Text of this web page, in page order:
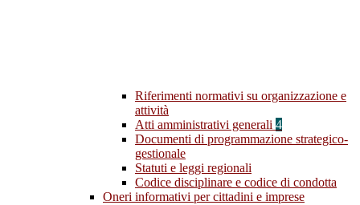
Riferimenti normativi su organizzazione e
attività
Atti amministrativi generali 4
Documenti di programmazione strategico-
gestionale
Statuti e leggi regionali
Codice disciplinare e codice di condotta
Oneri informativi per cittadini e imprese